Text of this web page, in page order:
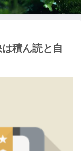
積ん読と自